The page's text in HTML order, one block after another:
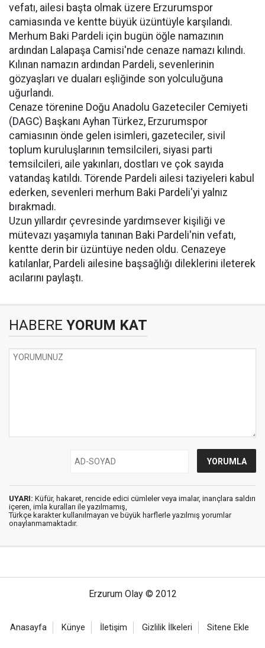
vefatı, ailesi başta olmak üzere Erzurumspor
camiasında ve kentte büyük üzüntüyle karşılandı.
Merhum Baki Pardeli için bugün öğle namazının
ardından Lalapaşa Camisi'nde cenaze namazı kılındı.
Kılınan namazın ardından Pardeli, sevenlerinin
gözyaşları ve duaları eşliğinde son yolculuğuna
uğurlandı.
Cenaze törenine Doğu Anadolu Gazeteciler Cemiyeti
(DAGC) Başkanı Ayhan Türkez, Erzurumspor
camiasının önde gelen isimleri, gazeteciler, sivil
toplum kuruluşlarının temsilcileri, siyasi parti
temsilcileri, aile yakınları, dostları ve çok sayıda
vatandaş katıldı. Törende Pardeli ailesi taziyeleri kabul
ederken, sevenleri merhum Baki Pardeli'yi yalnız
bırakmadı.
Uzun yıllardır çevresinde yardımsever kişiliği ve
mütevazı yaşamıyla tanınan Baki Pardeli'nin vefatı,
kentte derin bir üzüntüye neden oldu. Cenazeye
katılanlar, Pardeli ailesine başsağlığı dileklerini ileterek
acılarını paylaştı.
HABERE YORUM KAT
UYARI: Küfür, hakaret, rencide edici cümleler veya imalar, inançlara saldırı
içeren, imla kuralları ile yazılmamış,
Türkçe karakter kullanılmayan ve büyük harflerle yazılmış yorumlar
onaylanmamaktadır.
Erzurum Olay © 2012
Anasayfa Künye İletişim Gizlilik İlkeleri Sitene Ekle